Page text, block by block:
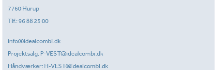
7760 Hurup
Tlf.:96 88 25 00
info@idealcombi.dk
Projektsalg: P-VEST@idealcombi.dk
Håndværker: H-VEST@idealcombi.dk